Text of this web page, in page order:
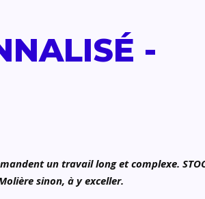
-
un travail long et complexe.
sinon, à y exceller.